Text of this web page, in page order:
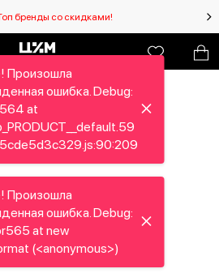
бренды со скидками!
Произошла
ошибка. Debug:
at
Произошла
ошибка. Debug:
at new
(<anonymous>)